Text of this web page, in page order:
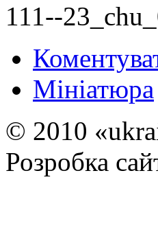
111--
Мініатюра
© 2010
Розробка